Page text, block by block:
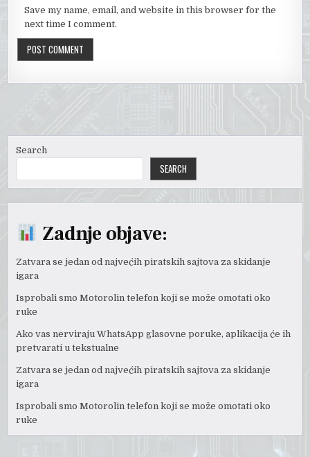
Save my name, email, and website in this browser for the
next time I comment.
Search
SEARCH
Zadnje objave:
Zatvara se jedan od najvećih piratskih sajtova za skidanje
igara
Isprobali smo Motorolin telefon koji se može omotati oko
ruke
Ako vas nerviraju WhatsApp glasovne poruke, aplikacija će ih
pretvarati u tekstualne
Zatvara se jedan od najvećih piratskih sajtova za skidanje
igara
Isprobali smo Motorolin telefon koji se može omotati oko
ruke